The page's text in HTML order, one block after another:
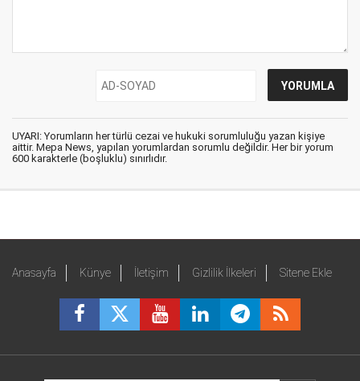
UYARI: Yorumların her türlü cezai ve hukuki sorumluluğu yazan kişiye
aittir. Mepa News, yapılan yorumlardan sorumlu değildir. Her bir yorum
600 karakterle (boşluklu) sınırlıdır.
Anasayfa Künye İletişim Gizlilik İlkeleri Sitene Ekle